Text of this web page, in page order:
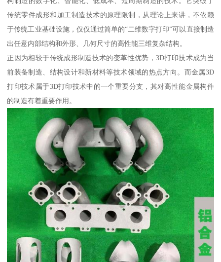
传统零件成形和加工制造技术的原理限制，从理论上来讲，不依赖
于传统工业基础设施，仅仅通过简单的“二维数字打印”可以直接制造
出任意内部结构和外形、几何尺寸的高性能三维复杂结构。
正因为相较于传统成形制造技术的变革性优势，3D打印技术成为当
前装备制造、结构设计和新材料等技术领域的热点方向。而金属3D
打印技术属于3D打印技术中的一个重要分支，其对高性能金属构件
的制造有着重要作用。